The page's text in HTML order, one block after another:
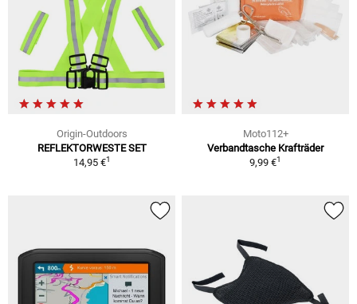
Origin-Outdoors
REFLEKTORWESTE SET
14,95 €1
Moto112+
Verbandtasche Krafträder
9,99 €1